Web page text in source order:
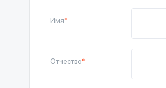
Имя*
Отчество*